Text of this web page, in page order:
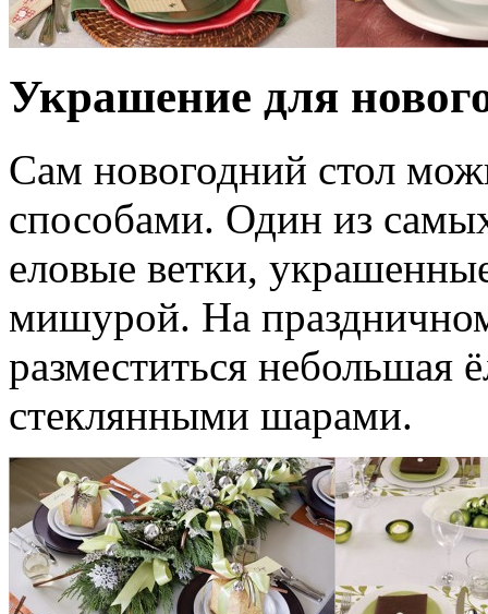
Украшение для
Сам новогодний стол
способами. Один из
еловые ветки,
мишурой. На
разместиться небольшая
стеклянными шарами.